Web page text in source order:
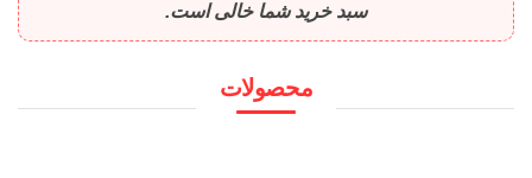
سبد خرید شما خالی است.
محصولات